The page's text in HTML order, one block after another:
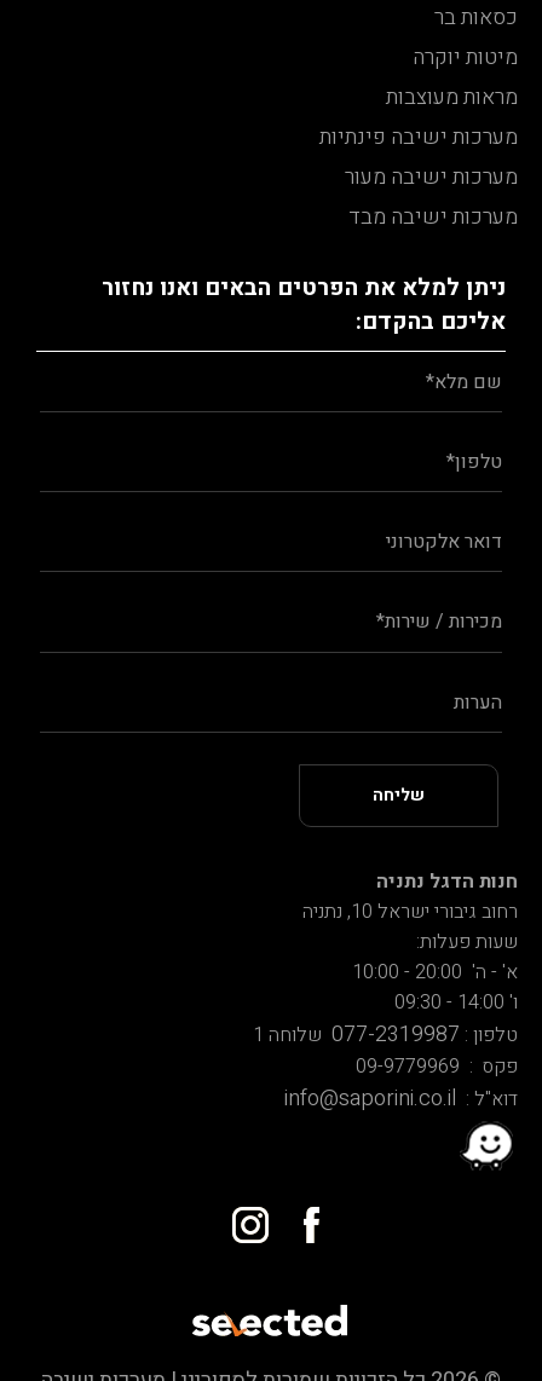
כסאות בר
מיטות יוקרה
מראות מעוצבות
מערכות ישיבה פינתיות
מערכות ישיבה מעור
מערכות ישיבה מבד
ניתן למלא את הפרטים הבאים ואנו נחזור
אליכם בהקדם:
חנות הדגל נתניה
רחוב גיבורי ישראל 10, נתניה
שעות פעלות:
א' - ה' 20:00 - 10:00
ו' 14:00 - 09:30
טלפון : 077-2319987 שלוחה 1
פקס : 09-9779969
דוא"ל : info@saporini.co.il